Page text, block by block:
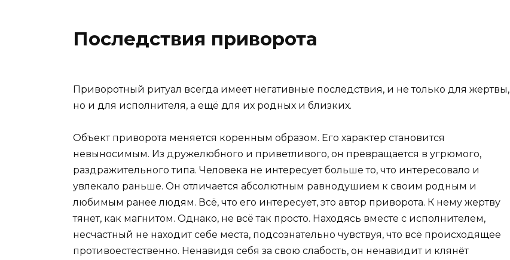
Последствия приворота
Приворотный ритуал всегда имеет негативные последствия, и не только для жертвы,
но и для исполнителя, а ещё для их родных и близких.
Объект приворота меняется коренным образом. Его характер становится
невыносимым. Из дружелюбного и приветливого, он превращается в угрюмого,
раздражительного типа. Человека не интересует больше то, что интересовало и
увлекало раньше. Он отличается абсолютным равнодушием к своим родным и
любимым ранее людям. Всё, что его интересует, это автор приворота. К нему жертву
тянет, как магнитом. Однако, не всё так просто. Находясь вместе с исполнителем,
несчастный не находит себе места, подсознательно чувствуя, что всё происходящее
противоестественно. Ненавидя себя за свою слабость, он ненавидит и клянёт